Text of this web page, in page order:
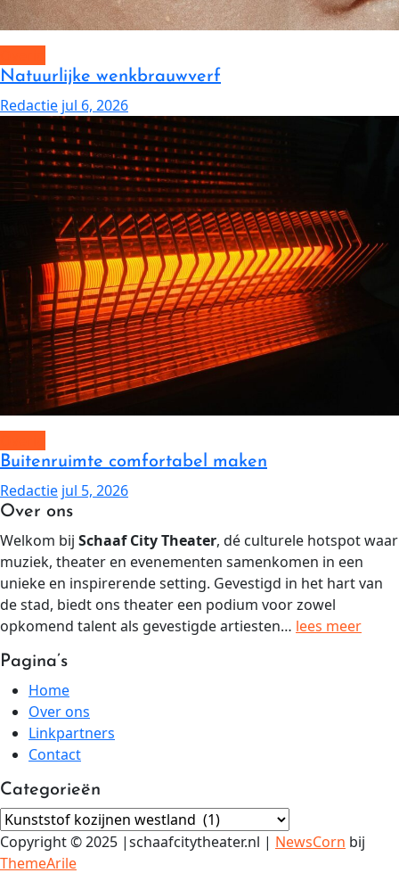
Natuurlijke wenkbrauwverf
Redactie jul 6, 2026
Buitenruimte comfortabel maken
Redactie jul 5, 2026
Over ons
Welkom bij Schaaf City Theater, dé culturele hotspot waar
muziek, theater en evenementen samenkomen in een
unieke en inspirerende setting. Gevestigd in het hart van
de stad, biedt ons theater een podium voor zowel
opkomend talent als gevestigde artiesten… lees meer
Pagina’s
Home
Over ons
Linkpartners
Contact
Categorieën
Categorieën
Copyright © 2025 |schaafcitytheater.nl | NewsCorn bij
ThemeArile